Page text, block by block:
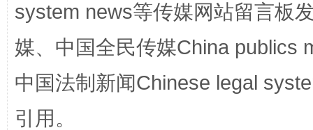
system news等传媒网站留言板
媒、中国全民传媒China publics
中国法制新闻Chinese legal
引用。